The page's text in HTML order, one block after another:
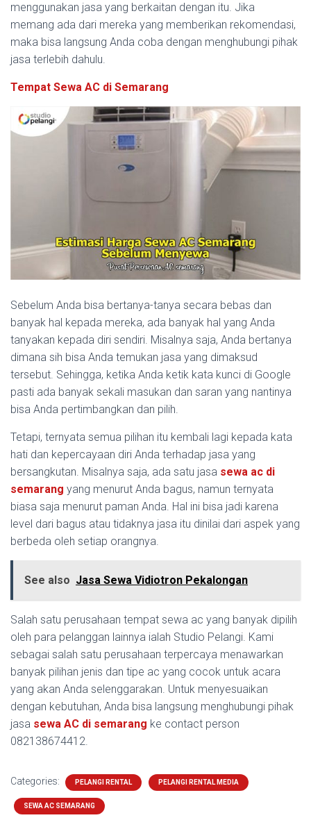
menggunakan jasa yang berkaitan dengan itu. Jika
memang ada dari mereka yang memberikan rekomendasi,
maka bisa langsung Anda coba dengan menghubungi pihak
jasa terlebih dahulu.
Tempat Sewa AC di Semarang
Sebelum Anda bisa bertanya-tanya secara bebas dan
banyak hal kepada mereka, ada banyak hal yang Anda
tanyakan kepada diri sendiri. Misalnya saja, Anda bertanya
dimana sih bisa Anda temukan jasa yang dimaksud
tersebut. Sehingga, ketika Anda ketik kata kunci di Google
pasti ada banyak sekali masukan dan saran yang nantinya
bisa Anda pertimbangkan dan pilih.
Tetapi, ternyata semua pilihan itu kembali lagi kepada kata
hati dan kepercayaan diri Anda terhadap jasa yang
bersangkutan. Misalnya saja, ada satu jasa sewa ac di
semarang yang menurut Anda bagus, namun ternyata
biasa saja menurut paman Anda. Hal ini bisa jadi karena
level dari bagus atau tidaknya jasa itu dinilai dari aspek yang
berbeda oleh setiap orangnya.
See also Jasa Sewa Vidiotron Pekalongan
Salah satu perusahaan tempat sewa ac yang banyak dipilih
oleh para pelanggan lainnya ialah Studio Pelangi. Kami
sebagai salah satu perusahaan terpercaya menawarkan
banyak pilihan jenis dan tipe ac yang cocok untuk acara
yang akan Anda selenggarakan. Untuk menyesuaikan
dengan kebutuhan, Anda bisa langsung menghubungi pihak
jasa sewa AC di semarang ke contact person
082138674412.
Categories: PELANGI RENTAL PELANGI RENTAL MEDIA
SEWA AC SEMARANG